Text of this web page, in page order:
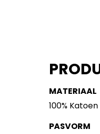
MATERIAAL
100% Katoen
PASVORM